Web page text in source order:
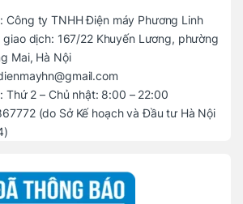
Công ty TNHH Điện máy Phương Linh
dịch: 167/22 Khuyến Lương, phường
Mai, Hà Nội
Thứ 2 – Chủ nhật: 8:00 – 22:00
(do Sở Kế hoạch và Đầu tư Hà Nội